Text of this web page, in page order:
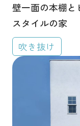
プライバシーポリシ
カスタマーハラスメ
壁一面の本棚と
スタイルの家
吹き抜け
趣味にこだ
建築地から
建物タイ